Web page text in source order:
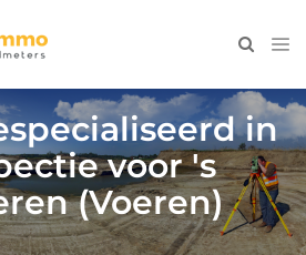
in
voor 's
(Voeren)